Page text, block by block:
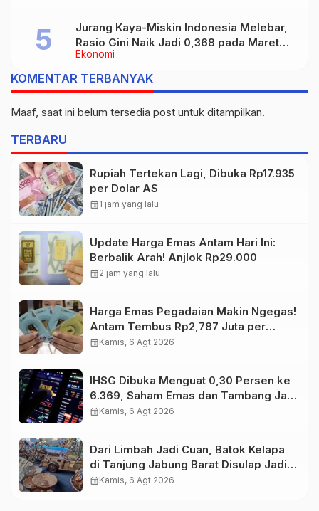
Ekonomi
Jurang Kaya-Miskin Indonesia Melebar,
Rasio Gini Naik Jadi 0,368 pada Maret
2026
KOMENTAR TERBANYAK
Maaf, saat ini belum tersedia post untuk ditampilkan.
TERBARU
Rupiah Tertekan Lagi, Dibuka Rp17.935
per Dolar AS
calendar_month1 jam yang lalu
Update Harga Emas Antam Hari Ini:
Berbalik Arah! Anjlok Rp29.000
calendar_month2 jam yang lalu
Harga Emas Pegadaian Makin Ngegas!
Antam Tembus Rp2,787 Juta per
Gram
calendar_monthKamis, 6 Agt 2026
IHSG Dibuka Menguat 0,30 Persen ke
6.369, Saham Emas dan Tambang Jadi
Penggerak
calendar_monthKamis, 6 Agt 2026
Dari Limbah Jadi Cuan, Batok Kelapa
di Tanjung Jabung Barat Disulap Jadi
Kerajinan Bernilai Tinggi
calendar_monthKamis, 6 Agt 2026